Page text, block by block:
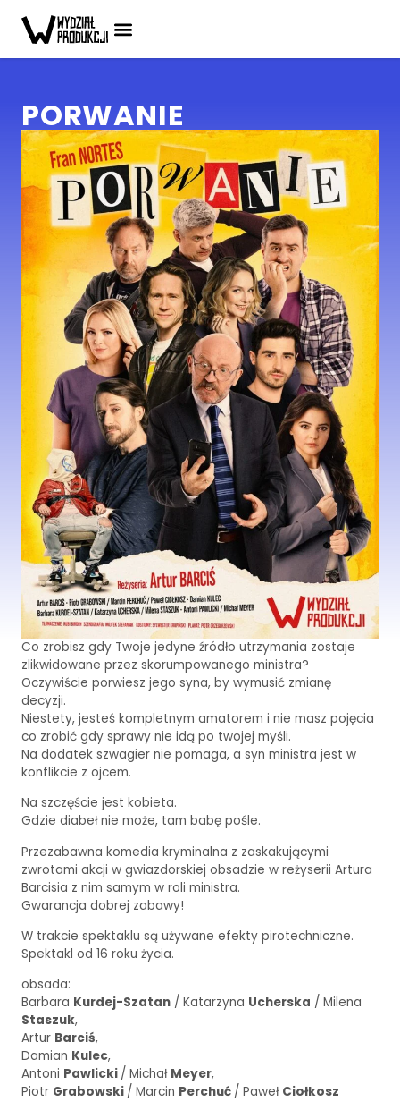
PORWANIE
Co zrobisz gdy Twoje jedyne źródło utrzymania zostaje
zlikwidowane przez skorumpowanego ministra?
Oczywiście porwiesz jego syna, by wymusić zmianę
decyzji.
Niestety, jesteś kompletnym amatorem i nie masz pojęcia
co zrobić gdy sprawy nie idą po twojej myśli.
Na dodatek szwagier nie pomaga, a syn ministra jest w
konflikcie z ojcem.
Na szczęście jest kobieta.
Gdzie diabeł nie może, tam babę pośle.
Przezabawna komedia kryminalna z zaskakującymi
zwrotami akcji w gwiazdorskiej obsadzie w reżyserii Artura
Barcisia z nim samym w roli ministra.
Gwarancja dobrej zabawy!
W trakcie spektaklu są używane efekty pirotechniczne.
Spektakl od 16 roku życia.
obsada:
Barbara Kurdej-Szatan / Katarzyna Ucherska / Milena
Staszuk,
Artur Barciś,
Damian Kulec,
Antoni Pawlicki / Michał Meyer,
Piotr Grabowski / Marcin Perchuć / Paweł Ciołkosz